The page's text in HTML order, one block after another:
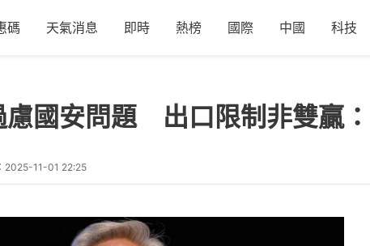
碼 天氣消息 即時 熱榜 國際 中國 科技
慮國安問題 出口限制非雙贏
2025-11-01 22:25